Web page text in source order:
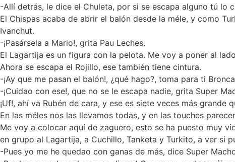
-Allí detrás, le dice el Chuleta, por si se escapa alguno tú lo
El Chispas acaba de abrir el balón desde la méle, y como
Ivanchut.
-¡Pasársela a Mario!, grita Pau Leches.
El Lagartija es un figura con la pelota. Me voy a poner al
Ahora se escapa el Rojillo, ese también tiene cintura.
-¡Ay que me pasan el balón!, ¿qué hago?, toma para ti
-¡Cuidao con ese!, que no se le escapa nadie, grita Super
¡Uf!, ahí va Rubén de cara, y ese es siete veces más grande
En las méles nos las llevamos todas, y en las touches
Me voy a colocar aquí de zaguero, esto se ha puesto muy
en grupo al Lagartija, a Cuchillo, Tanketa y Turkito, a ver si
-Pues yo me he quedao con ganas de más, dice Super